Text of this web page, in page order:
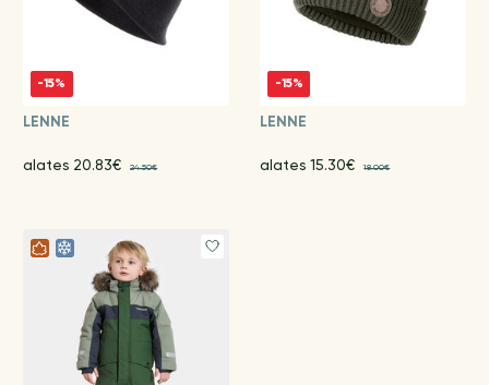
-15%
LENNE
alates 20.83€ 24.50€
-15%
LENNE
alates 15.30€ 18.00€